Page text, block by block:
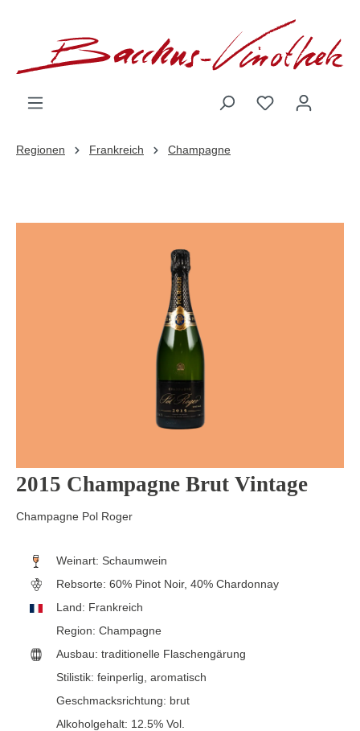
Regionen Frankreich Champagne
2015 Champagne Brut Vintage
Champagne Pol Roger
Weinart: Schaumwein
Rebsorte: 60% Pinot Noir, 40% Chardonnay
Land: Frankreich
Region: Champagne
Ausbau: traditionelle Flaschengärung
Stilistik: feinperlig , aromatisch
Geschmacksrichtung: brut
Alkoholgehalt: 12.5% Vol.